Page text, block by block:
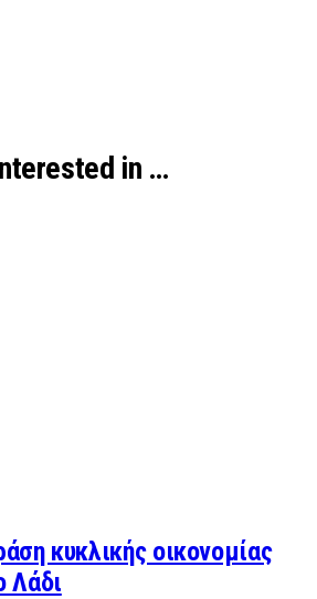
in …
κυκλικής οικονομίας
Λάδι